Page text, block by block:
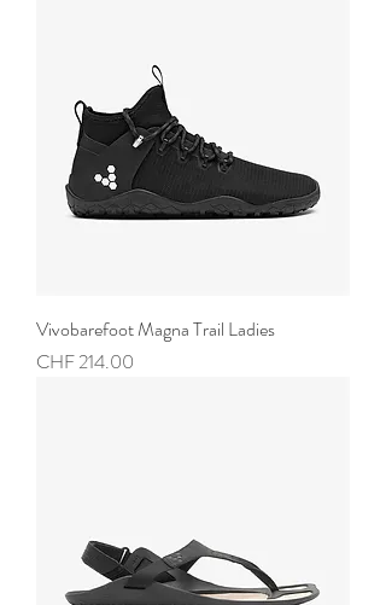
Vivobarefoot Magna Trail Ladies
Preis
CHF 214.00